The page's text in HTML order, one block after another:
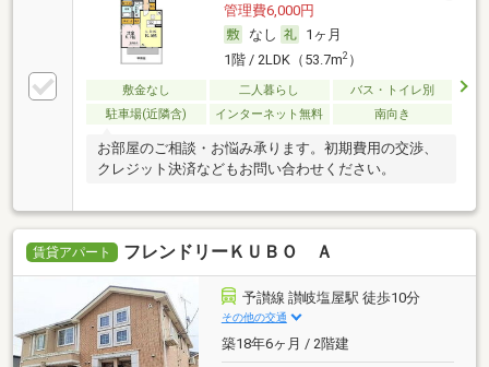
管理費6,000円
なし
1ヶ月
1階 / 2LDK（53.7m2）
敷金なし 二人暮らし
バス・トイレ別
駐車場(近隣含)
インターネット無料 南向き
お部屋のご相談・お悩み承ります。初期費用の交渉、
クレジット決済などもお問い合わせください。
賃貸アパート フレンドリーＫＵＢＯ Ａ
予讃線 讃岐塩屋駅 徒歩10分
その他の交通
築18年6ヶ月 / 2階建